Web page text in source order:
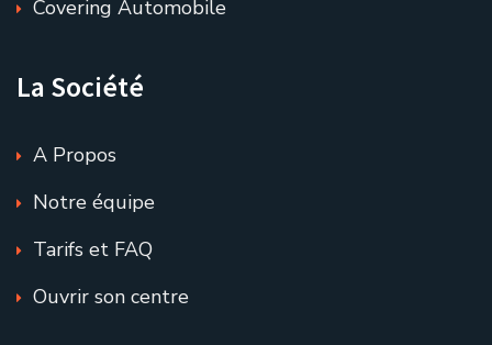
Covering Automobile
La Société
A Propos
Notre équipe
Tarifs et FAQ
Ouvrir son centre